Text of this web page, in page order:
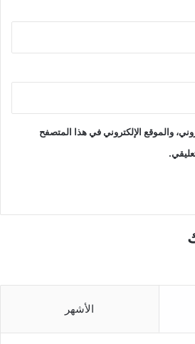
والموقع الإلكتروني في هذا المتصفح
الأشهر